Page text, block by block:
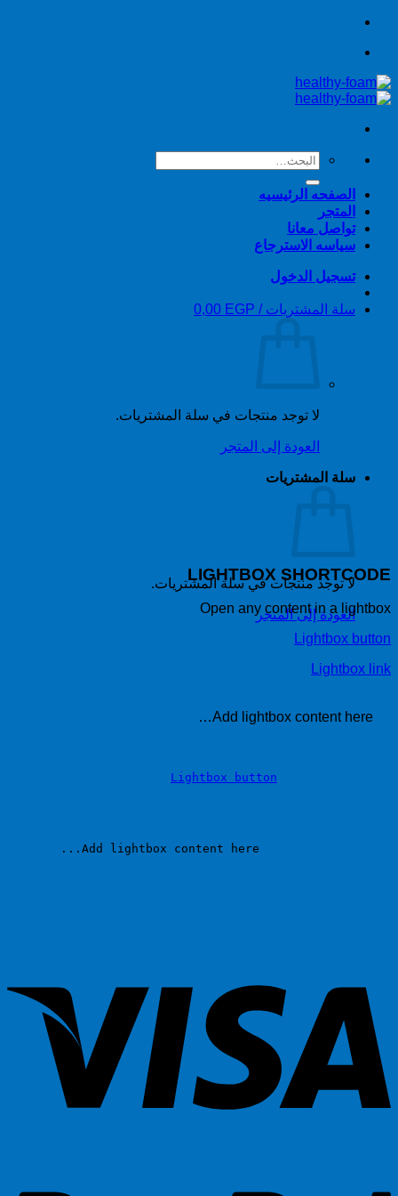
تخطي
البحث
الصفحه الرئيسيه
المتجر
تواصل معانا
سياسه الاسترجاع
تسجيل الدخول
سلة المشتريات / 0,00 EGP
لا توجد منتجات في سلة المشتريات.
العودة إلى المتجر
سلة المشتريات
لا توجد منتجات في سلة المشتريات.
العودة إلى المتجر
LIGHTBOX SHORTCODE
Open any content in a lightbox
Lightbox button
Lightbox link
Add lightbox content here…
Lightbox button